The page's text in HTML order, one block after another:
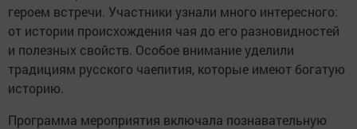
героем встречи. Участники узнали много интересного:
от истории происхождения чая до его разновидностей
и полезных свойств. Особое внимание уделили
традициям русского чаепития, которые имеют богатую
историю.
Программа мероприятия включала познавательную